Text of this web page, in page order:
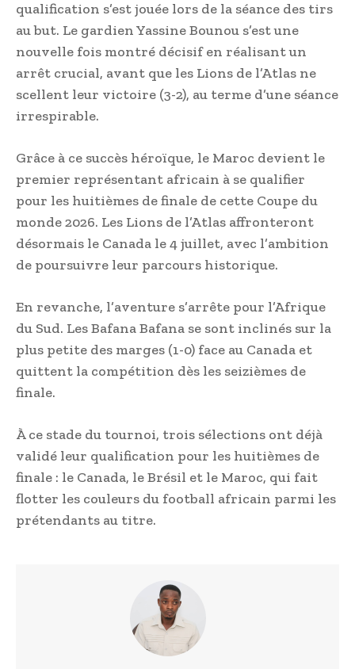
qualification s’est jouée lors de la séance des tirs
au but. Le gardien Yassine Bounou s’est une
nouvelle fois montré décisif en réalisant un
arrêt crucial, avant que les Lions de l’Atlas ne
scellent leur victoire (3-2), au terme d’une séance
irrespirable.
Grâce à ce succès héroïque, le Maroc devient le
premier représentant africain à se qualifier
pour les huitièmes de finale de cette Coupe du
monde 2026. Les Lions de l’Atlas affronteront
désormais le Canada le 4 juillet, avec l’ambition
de poursuivre leur parcours historique.
En revanche, l’aventure s’arrête pour l’Afrique
du Sud. Les Bafana Bafana se sont inclinés sur la
plus petite des marges (1-0) face au Canada et
quittent la compétition dès les seizièmes de
finale.
À ce stade du tournoi, trois sélections ont déjà
validé leur qualification pour les huitièmes de
finale : le Canada, le Brésil et le Maroc, qui fait
flotter les couleurs du football africain parmi les
prétendants au titre.